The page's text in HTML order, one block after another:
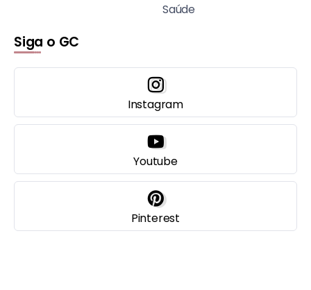
Saúde
Siga o GC
Instagram
Youtube
Pinterest